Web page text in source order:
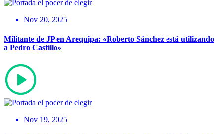
Nov 20, 2025
Militante de JP en Arequipa: «Roberto Sánchez está utilizando
a Pedro Castillo»
Nov 19, 2025